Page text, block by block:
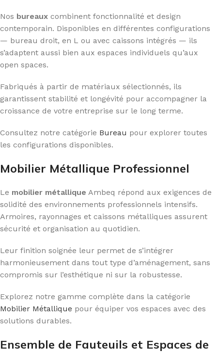
Nos bureaux combinent fonctionnalité et design
contemporain. Disponibles en différentes configurations
— bureau droit, en L ou avec caissons intégrés — ils
s’adaptent aussi bien aux espaces individuels qu’aux
open spaces.
Fabriqués à partir de matériaux sélectionnés, ils
garantissent stabilité et longévité pour accompagner la
croissance de votre entreprise sur le long terme.
Consultez notre catégorie Bureau pour explorer toutes
les configurations disponibles.
Mobilier Métallique Professionnel
Le mobilier métallique Ambeq répond aux exigences de
solidité des environnements professionnels intensifs.
Armoires, rayonnages et caissons métalliques assurent
sécurité et organisation au quotidien.
Leur finition soignée leur permet de s’intégrer
harmonieusement dans tout type d’aménagement, sans
compromis sur l’esthétique ni sur la robustesse.
Explorez notre gamme complète dans la catégorie
Mobilier Métallique pour équiper vos espaces avec des
solutions durables.
Ensemble de Fauteuils et Espaces de